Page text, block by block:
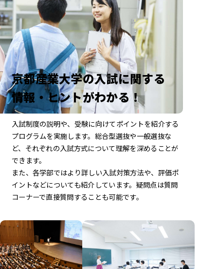
京都産業大学の入試に関する
情報・ヒントがわかる！
入試制度の説明や、受験に向けてポイントを紹介する
プログラムを実施します。 総合型選抜や一般選抜な
ど、それぞれの入試方式について理解を深めることが
できます。
また、各学部ではより詳しい入試対策方法や、 評価ポ
イントなどについても紹介しています。 疑問点は質問
コーナーで直接質問することも可能です。